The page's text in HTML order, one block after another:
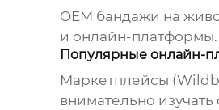
OEM бандажи на
и онлайн-платформы.
Популярные онлайн-
Маркетплейсы
внимательно